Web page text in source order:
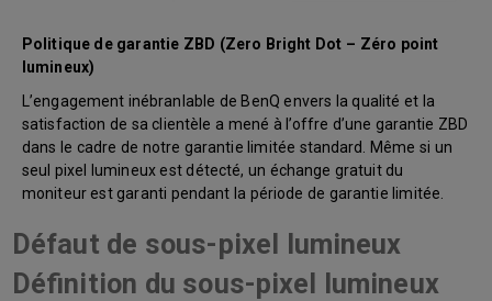
Politique de garantie ZBD (Zero Bright Dot – Zéro point
lumineux)
L’engagement inébranlable de BenQ envers la qualité et la
satisfaction de sa clientèle a mené à l’offre d’une garantie ZBD
dans le cadre de notre garantie limitée standard. Même si un
seul pixel lumineux est détecté, un échange gratuit du
moniteur est garanti pendant la période de garantie limitée.
Défaut de sous-pixel lumineux
Définition du sous-pixel lumineux